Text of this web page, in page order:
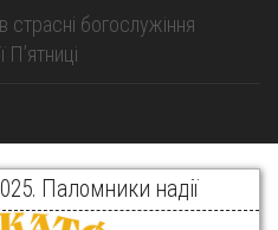
страсні богослужіння
Паломники надії